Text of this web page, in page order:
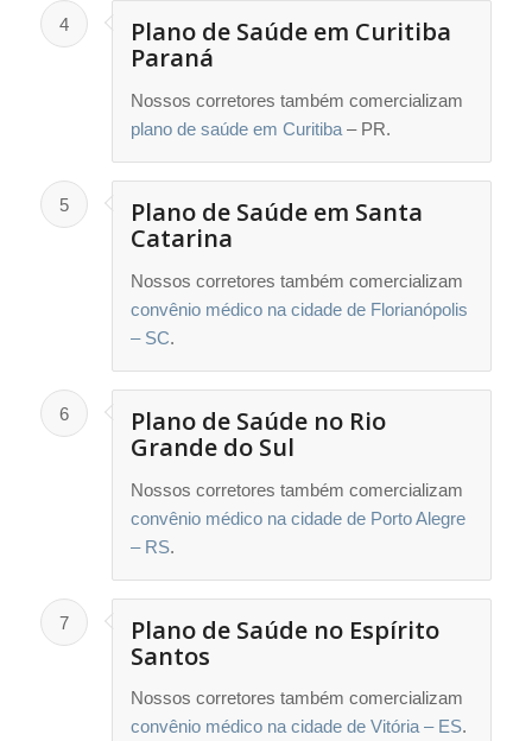
4
Plano de Saúde em Curitiba
Paraná
Nossos corretores também comercializam
plano de saúde em Curitiba– PR.
5
Plano de Saúde em Santa
Catarina
Nossos corretores também comercializam
convênio médico na cidade de Florianópolis
– SC.
6
Plano de Saúde no Rio
Grande do Sul
Nossos corretores também comercializam
convênio médico na cidade de Porto Alegre
– RS.
7
Plano de Saúde no Espírito
Santos
Nossos corretores também comercializam
convênio médico na cidade de Vitória – ES.